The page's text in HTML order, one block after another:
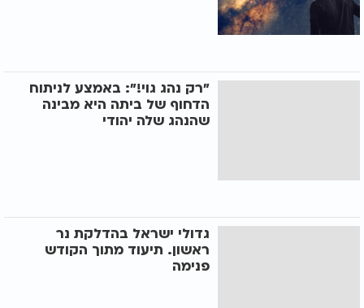
"רק נהג גוי!": באמצע לניתוח
הדחוף של ביתה היא מבינה
שהנהג שלה יהודי
גדולי ישראל בהדלקת נר
ראשון. תיעוד מתוך הקודש
פנימה